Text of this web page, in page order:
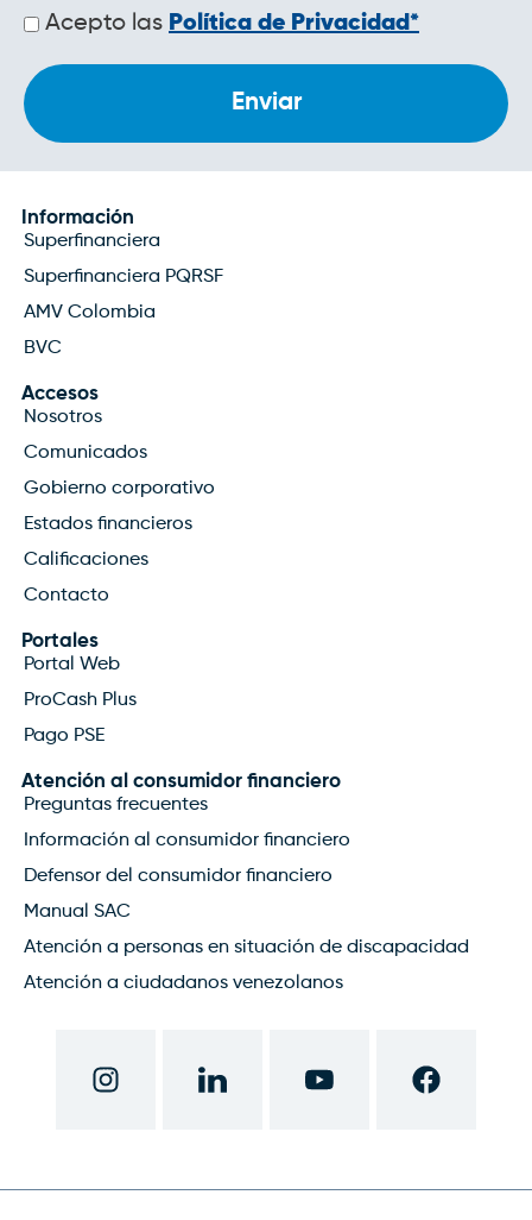
Políticas
de
Acepto las Política de Privacidad*
Información
Superfinanciera
Superfinanciera PQRSF
AMV Colombia
BVC
Accesos
Nosotros
Comunicados
Gobierno corporativo
Estados financieros
Calificaciones
Contacto
Portales
Portal Web
ProCash Plus
Pago PSE
Atención al consumidor financiero
Preguntas frecuentes
Información al consumidor financiero
Defensor del consumidor financiero
Manual SAC
Atención a personas en situación de discapacidad
Atención a ciudadanos venezolanos